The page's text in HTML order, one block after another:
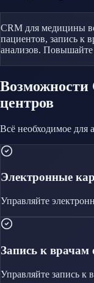
CRM для медицины
пациентов, запись к
анализов. Повышайте
Возможности
центров
Всё необходимое для
Электронные
Управляйте
Запись к врачам
Управляйте запись к